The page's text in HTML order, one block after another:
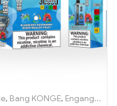
,Engangs
, Bang KONGE, Engangs e-cigaretter Litauen